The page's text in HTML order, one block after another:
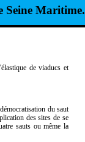
Seine Maritime.
de viaducs et
du saut
des sites de se
sauts ou même la